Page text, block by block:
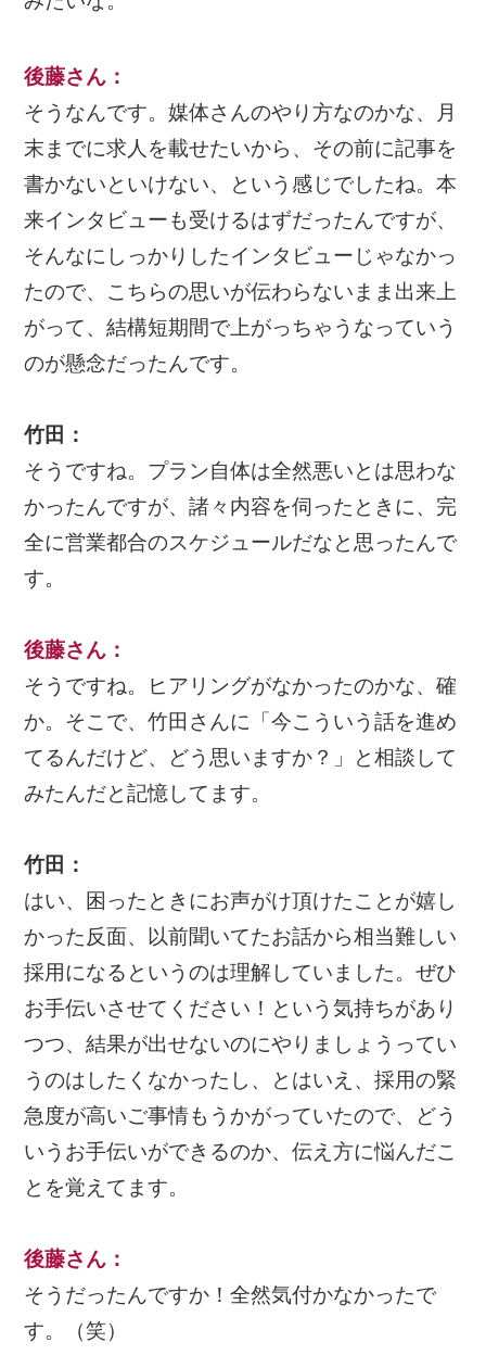
後藤さん ：
そうなんです。媒体さんのやり方なのかな、月
末までに求人を載せたいから、その前に記事を
書かないといけない、という感じでしたね。本
来インタビューも受けるはずだったんですが、
そんなにしっかりしたインタビューじゃなかっ
たので、こちらの思いが伝わらないまま出来上
がって、結構短期間で上がっちゃうなっていう
のが懸念だったんです。
竹田：
そうですね。プラン自体は全然悪いとは思わな
かったんですが、諸々内容を伺ったときに、完
全に営業都合のスケジュールだなと思ったんで
す。
後藤さん ：
そうですね。ヒアリングがなかったのかな、確
か。そこで、竹田さんに「今こういう話を進め
てるんだけど、どう思いますか？」と相談して
みたんだと記憶してます。
竹田：
はい、困ったときにお声がけ頂けたことが嬉し
かった反面、以前聞いてたお話から相当難しい
採用になるというのは理解していました。ぜひ
お手伝いさせてください！という気持ちがあり
つつ、結果が出せないのにやりましょうってい
うのはしたくなかったし、とはいえ、採用の緊
急度が高いご事情もうかがっていたので、どう
いうお手伝いができるのか、伝え方に悩んだこ
とを覚えてます。
後藤さん ：
そうだったんですか！全然気付かなかったで
す。（笑）